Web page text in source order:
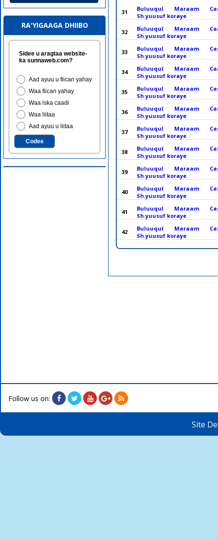
RA'YIGAAGA DHIIBO
Sidee u aragtaa website-
ka sunnaweb.com?
Aad ayuu u fiican yahay
Waa fiican yahay
Waa iska caadi
Waa liitaa
Aad ayuu u liitaa
31
Buluuqul Maraam
Sh.yuusuf koraye
32
Buluuqul Maraam
Sh.yuusuf koraye
33
Buluuqul Maraam
Sh.yuusuf koraye
34
Buluuqul Maraam
Sh.yuusuf koraye
35
Buluuqul Maraam
Sh.yuusuf koraye
36
Buluuqul Maraam
Sh.yuusuf koraye
37
Buluuqul Maraam
Sh.yuusuf koraye
38
Buluuqul Maraam
Sh.yuusuf koraye
39
Buluuqul Maraam
Sh.yuusuf koraye
40
Buluuqul Maraam
Sh.yuusuf koraye
41
Buluuqul Maraam
Sh.yuusuf koraye
42
Buluuqul Maraam
Sh.yuusuf koraye
Follow us on:
Site